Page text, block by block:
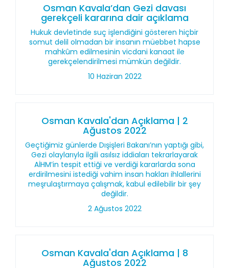
Osman Kavala’dan Gezi davası
gerekçeli kararına dair açıklama
Hukuk devletinde suç işlendiğini gösteren hiçbir
somut delil olmadan bir insanın müebbet hapse
mahkûm edilmesinin vicdani kanaat ile
gerekçelendirilmesi mümkün değildir.
10 Haziran 2022
Osman Kavala'dan Açıklama | 2
Ağustos 2022
Geçtiğimiz günlerde Dışişleri Bakanı’nın yaptığı gibi,
Gezi olaylarıyla ilgili asılsız iddiaları tekrarlayarak
AİHM’in tespit ettiği ve verdiği kararlarda sona
erdirilmesini istediği vahim insan hakları ihlallerini
meşrulaştırmaya çalışmak, kabul edilebilir bir şey
değildir.
2 Ağustos 2022
Osman Kavala'dan Açıklama | 8
Ağustos 2022